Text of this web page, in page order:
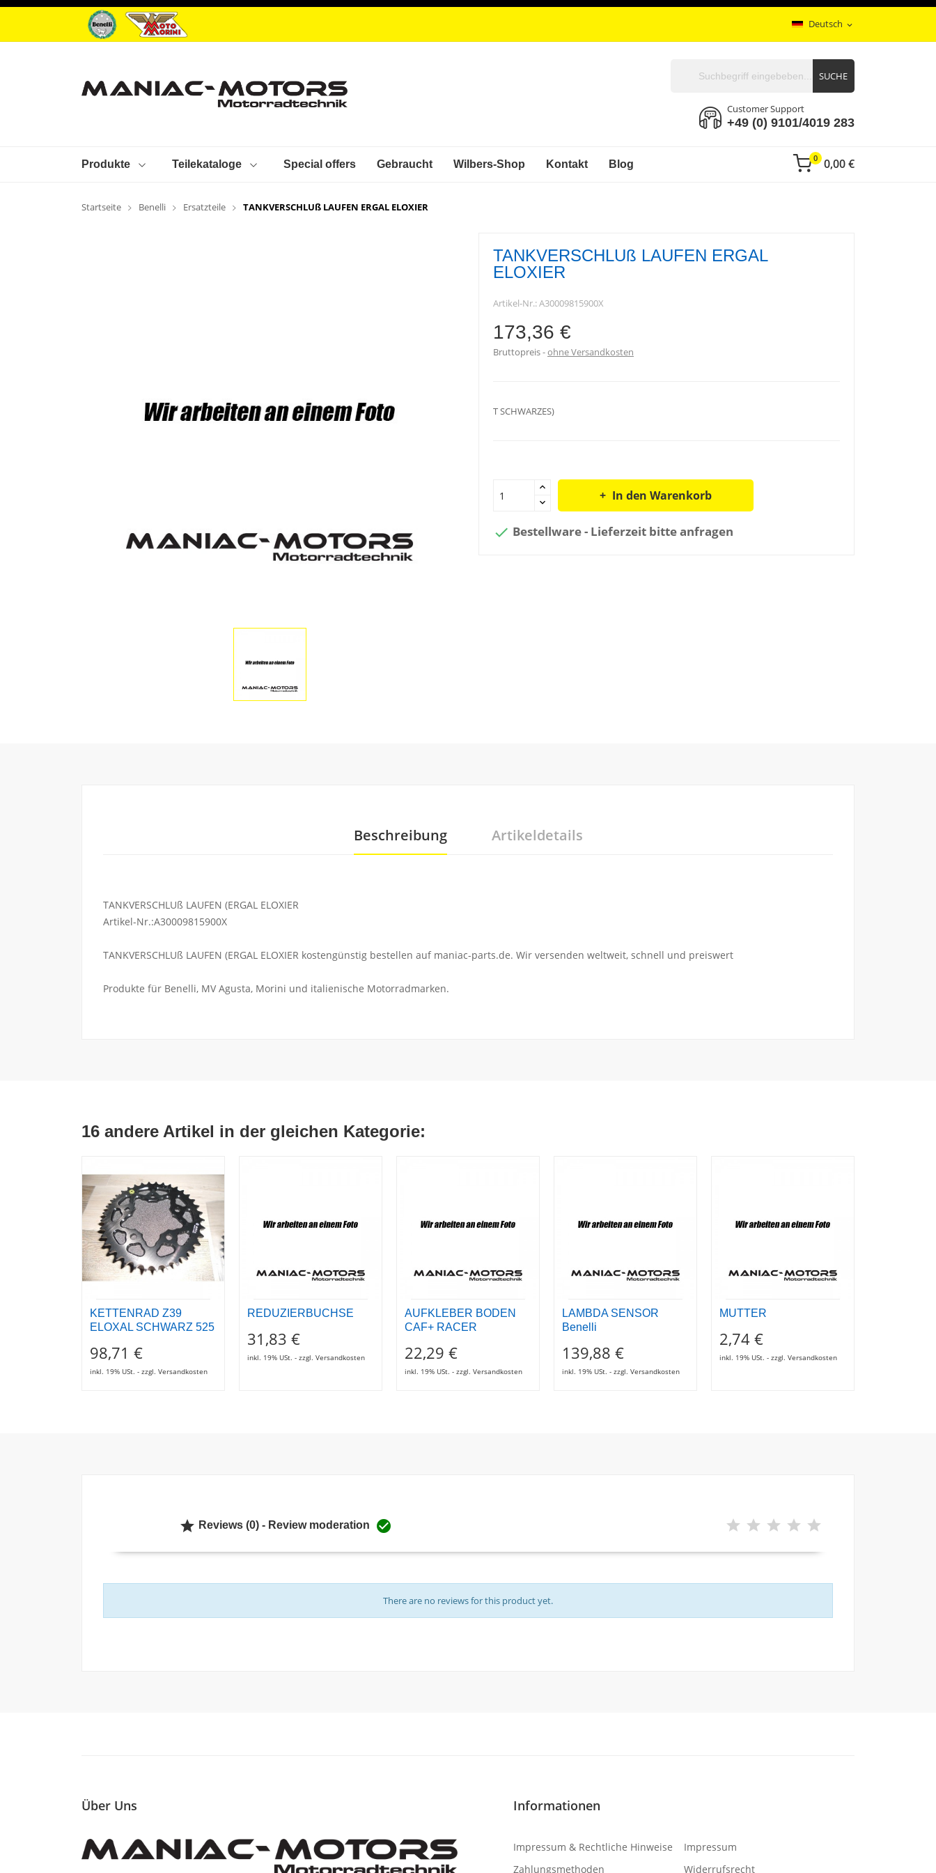
Deutsch expand_more
0,00 €
0
SUCHE
Customer Support
+49 (0) 9101/4019 283
Produkte Teilekataloge Special offers Gebraucht Wilbers-Shop Kontakt Blog
Startseite Benelli Ersatzteile TANKVERSCHLUß LAUFEN ERGAL ELOXIER
TANKVERSCHLUß LAUFEN ERGAL
ELOXIER
Artikel-Nr.:A30009815900X
173,36 €
Bruttopreis ohne Versandkosten
T SCHWARZES)
In den Warenkorb
 Bestellware - Lieferzeit bitte anfragen
Beschreibung Artikeldetails
TANKVERSCHLUß LAUFEN (ERGAL ELOXIER
Artikel-Nr.:A30009815900X
TANKVERSCHLUß LAUFEN (ERGAL ELOXIER kostengünstig bestellen auf maniac-parts.de. Wir versenden weltweit, schnell und preiswert
Produkte für Benelli, MV Agusta, Morini und italienische Motorradmarken.
16 andere Artikel in der gleichen Kategorie:
KETTENRAD Z39
ELOXAL SCHWARZ 525
98,71 €
inkl. 19% USt. - zzgl. Versandkosten
REDUZIERBUCHSE
31,83 €
inkl. 19% USt. - zzgl. Versandkosten
AUFKLEBER BODEN
CAF+ RACER
22,29 €
inkl. 19% USt. - zzgl. Versandkosten
LAMBDA SENSOR
Benelli
139,88 €
inkl. 19% USt. - zzgl. Versandkosten
MUTTER
2,74 €
inkl. 19% USt. - zzgl. Versandkosten
 Reviews (0) - Review moderation 
There are no reviews for this product yet.
Über Uns Informationen
Impressum & Rechtliche Hinweise
Impressum
Zahlungsmethoden
Widerrufsrecht